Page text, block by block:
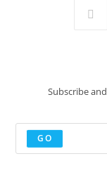
Subscribe
GO